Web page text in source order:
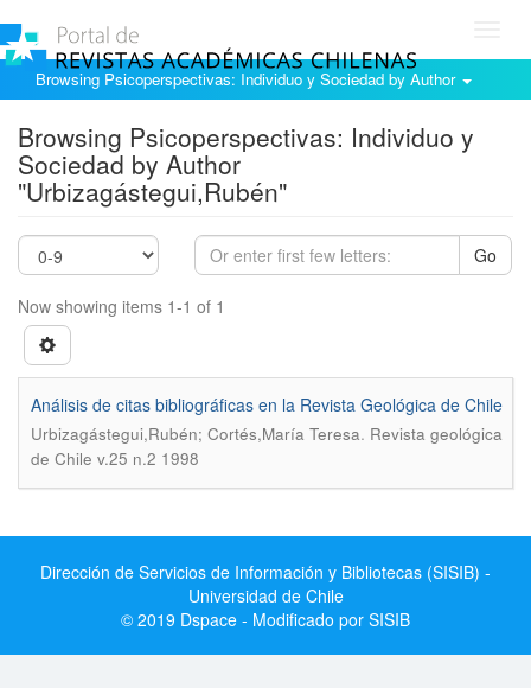
Browsing Psicoperspectivas: Individuo y Sociedad by Author
Browsing Psicoperspectivas: Individuo y
Sociedad by Author
"Urbizagástegui,Rubén"
Go
Now showing items 1-1 of 1
Análisis de citas bibliográficas en la Revista Geológica de Chile
Urbizagástegui,Rubén; Cortés,María Teresa. Revista geológica
de Chile v.25 n.2 1998
Dirección de Servicios de Información y Bibliotecas (SISIB) -
Universidad de Chile
© 2019 Dspace - Modificado por SISIB